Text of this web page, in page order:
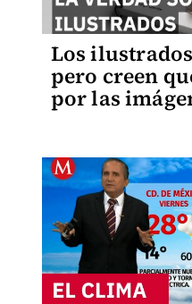
Los
pero creen
por las